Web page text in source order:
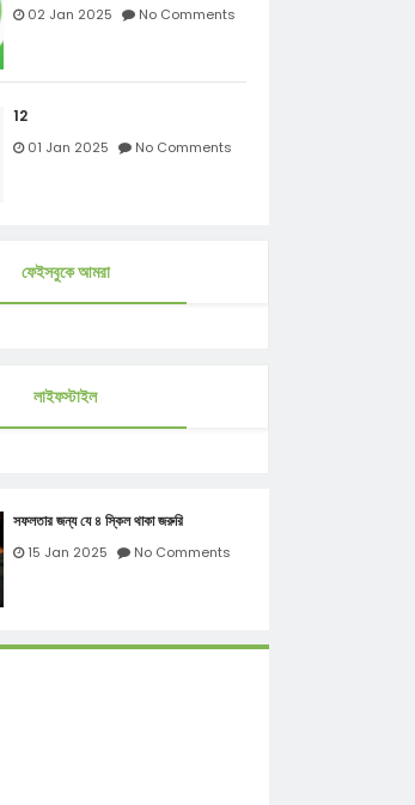
02 Jan 2025 No Comments
12
01 Jan 2025 No Comments
ফেইসবুকে আমরা
লাইফস্টাইল
সফলতার জন্য যে ৪ স্কিল থাকা জরুরি
15 Jan 2025 No Comments